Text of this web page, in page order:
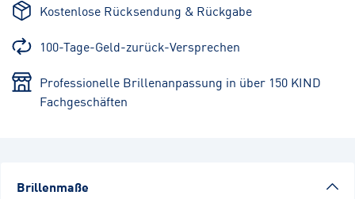
Kostenlose Rücksendung & Rückgabe
100-Tage-Geld-zurück-Versprechen
Professionelle Brillenanpassung in über 150 KIND
Fachgeschäften
Brillenmaße